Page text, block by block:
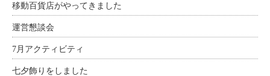
移動百貨店がやってきました
運営懇談会
7月アクティビティ
七夕飾りをしました